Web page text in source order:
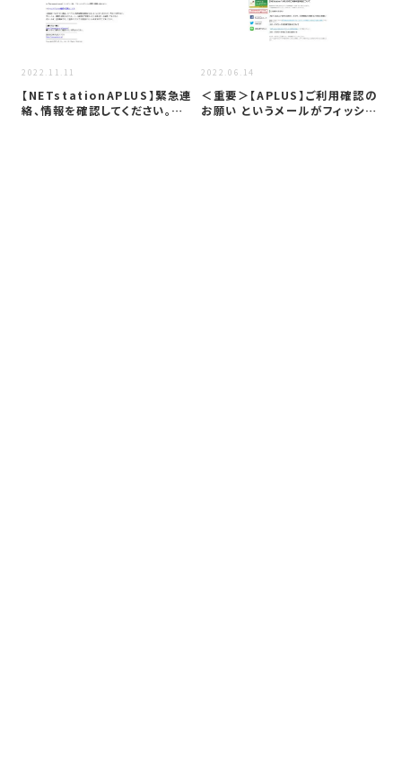
2022.11.11
【NETstationAPLUS】緊急連
絡、情報を確認してください。…
2022.06.14
＜重要＞【APLUS】ご利用確認の
お願い というメールがフィッシン